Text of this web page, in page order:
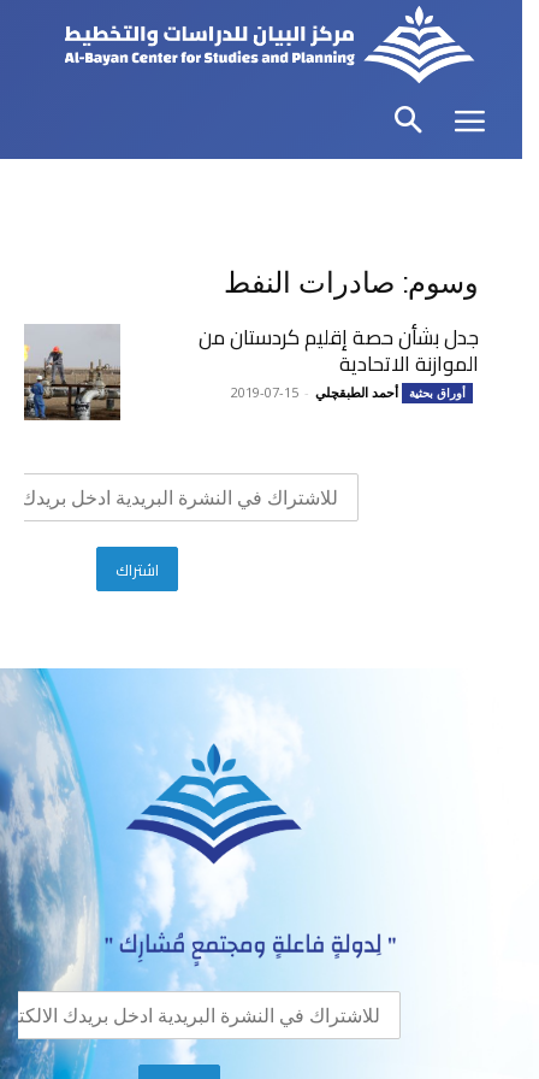
وسوم: صادرات النفط
جدل بشأن حصة إقليم كردستان من
الموازنة الاتحادية
أوراق بحثية أحمد الطبقچلي -
2019-07-15